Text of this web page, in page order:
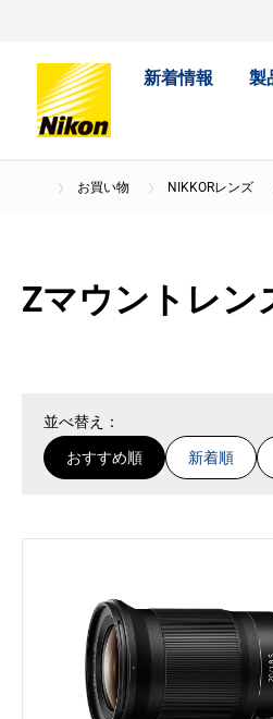
新着情報 製
お買い物 NIKKORレンズ
Zマウントレ
並べ替え：
おすすめ順 新着順